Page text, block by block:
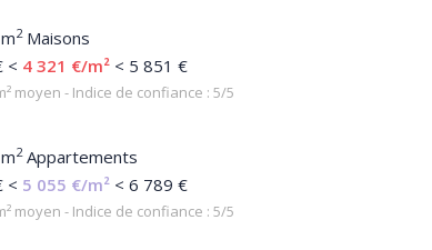
2Maisons
< 4 321 €/m² < 5 851 €
moyen - Indice de confiance : 5/5
2Appartements
< 5 055 €/m² < 6 789 €
moyen - Indice de confiance : 5/5